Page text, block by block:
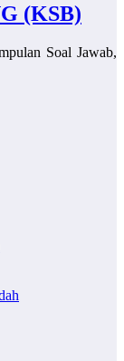
(KSB)
Soal Jawab,